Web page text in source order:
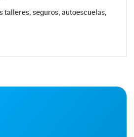
talleres, seguros, autoescuelas,